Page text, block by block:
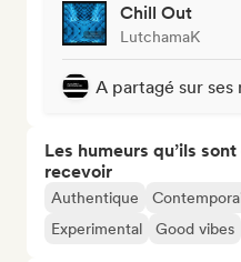
Chill Out
LutchamaK
A partagé sur ses
Les humeurs qu’ils
recevoir
Authentique
Experimental
Good vibes